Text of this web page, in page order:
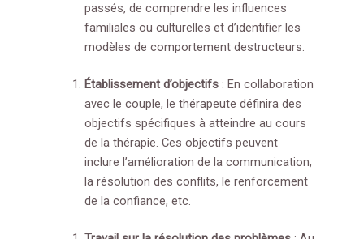
passés, de comprendre les influences
familiales ou culturelles et d’identifier les
modèles de comportement destructeurs.
Établissement d’objectifs: En collaboration
avec le couple, le thérapeute définira des
objectifs spécifiques à atteindre au cours
de la thérapie. Ces objectifs peuvent
inclure l’amélioration de la communication,
la résolution des conflits, le renforcement
de la confiance, etc.